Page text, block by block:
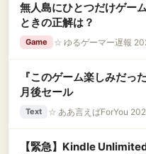
無人島にひとつだけゲー
ときの正解は？
Game ☆ ゆるゲーマー遅報
『このゲーム楽しみだ
月後セール
Text ☆ ああ言えばForYou
【緊急】Kindle